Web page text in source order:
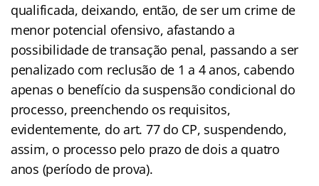
qualificada, deixando, então, de ser um crime de
menor potencial ofensivo, afastando a
possibilidade de transação penal, passando a ser
penalizado com reclusão de 1 a 4 anos, cabendo
apenas o benefício da suspensão condicional do
processo, preenchendo os requisitos,
evidentemente, do art. 77 do CP, suspendendo,
assim, o processo pelo prazo de dois a quatro
anos (período de prova).